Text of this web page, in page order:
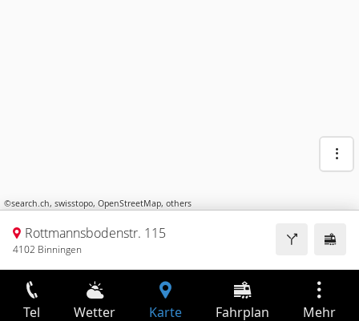
©search.ch, swisstopo, OpenStreetMap, others
Rottmannsbodenstr. 115
4102 Binningen
Tel Wetter Karte Fahrplan Mehr